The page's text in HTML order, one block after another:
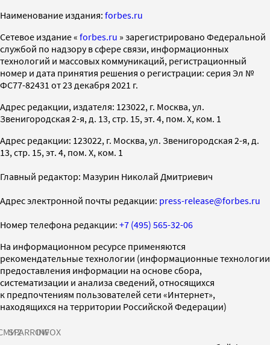
Наименование издания: forbes.ru
Cетевое издание « forbes.ru » зарегистрировано Федеральной
службой по надзору в сфере связи, информационных
технологий и массовых коммуникаций, регистрационный
номер и дата принятия решения о регистрации: серия Эл №
ФС77-82431 от 23 декабря 2021 г.
Адрес редакции, издателя: 123022, г. Москва, ул.
Звенигородская 2-я, д. 13, стр. 15, эт. 4, пом. X, ком. 1
Адрес редакции: 123022, г. Москва, ул. Звенигородская 2-я, д.
13, стр. 15, эт. 4, пом. X, ком. 1
Главный редактор: Мазурин Николай Дмитриевич
Адрес электронной почты редакции: press-release@forbes.ru
Номер телефона редакции: +7 (495) 565-32-06
На информационном ресурсе применяются
рекомендательные технологии (информационные технологии
предоставления информации на основе сбора,
систематизации и анализа сведений, относящихся
к предпочтениям пользователей сети «Интернет»,
находящихся на территории Российской Федерации)
SPARROWINFOX